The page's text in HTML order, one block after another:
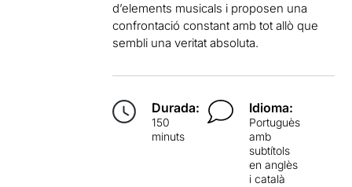
d’elements musicals i proposen una
confrontació constant amb tot allò que
sembli una veritat absoluta.
Durada:
150
minuts
Idioma:
Portuguès
amb
subtítols
en anglès
i català